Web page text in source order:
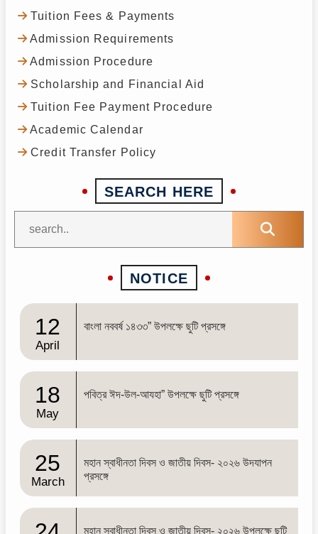
Tuition Fees & Payments
Admission Requirements
Admission Procedure
Scholarship and Financial Aid
Tuition Fee Payment Procedure
Academic Calendar
Credit Transfer Policy
SEARCH HERE
NOTICE
12
April
বাংলা নববর্ষ ১৪৩৩” উপলক্ষে ছুটি প্রসঙ্গে
18
May
পবিত্র ঈদ-উল-আযহা” উপলক্ষে ছুটি প্রসঙ্গে
25
March
মহান স্বাধীনতা দিবস ও জাতীয় দিবস- ২০২৬ উদযাপন
প্রসঙ্গে
মহান স্বাধীনতা দিবস ও জাতীয় দিবস- ২০২৬ উপলক্ষে ছুটি